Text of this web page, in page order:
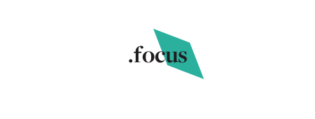
.focus